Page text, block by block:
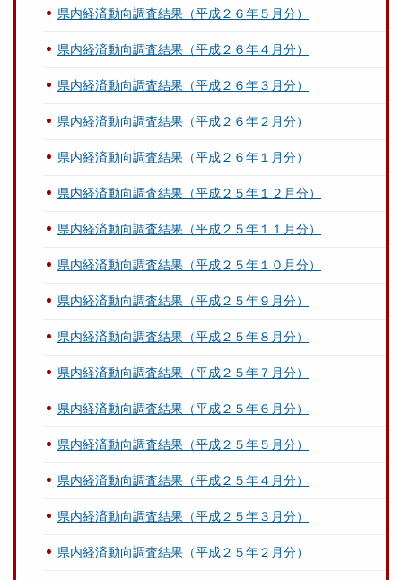
県内経済動向調査結果（平成２６年５月分）
県内経済動向調査結果（平成２６年４月分）
県内経済動向調査結果（平成２６年３月分）
県内経済動向調査結果（平成２６年２月分）
県内経済動向調査結果（平成２６年１月分）
県内経済動向調査結果（平成２５年１２月分）
県内経済動向調査結果（平成２５年１１月分）
県内経済動向調査結果（平成２５年１０月分）
県内経済動向調査結果（平成２５年９月分）
県内経済動向調査結果（平成２５年８月分）
県内経済動向調査結果（平成２５年７月分）
県内経済動向調査結果（平成２５年６月分）
県内経済動向調査結果（平成２５年５月分）
県内経済動向調査結果（平成２５年４月分）
県内経済動向調査結果（平成２５年３月分）
県内経済動向調査結果（平成２５年２月分）